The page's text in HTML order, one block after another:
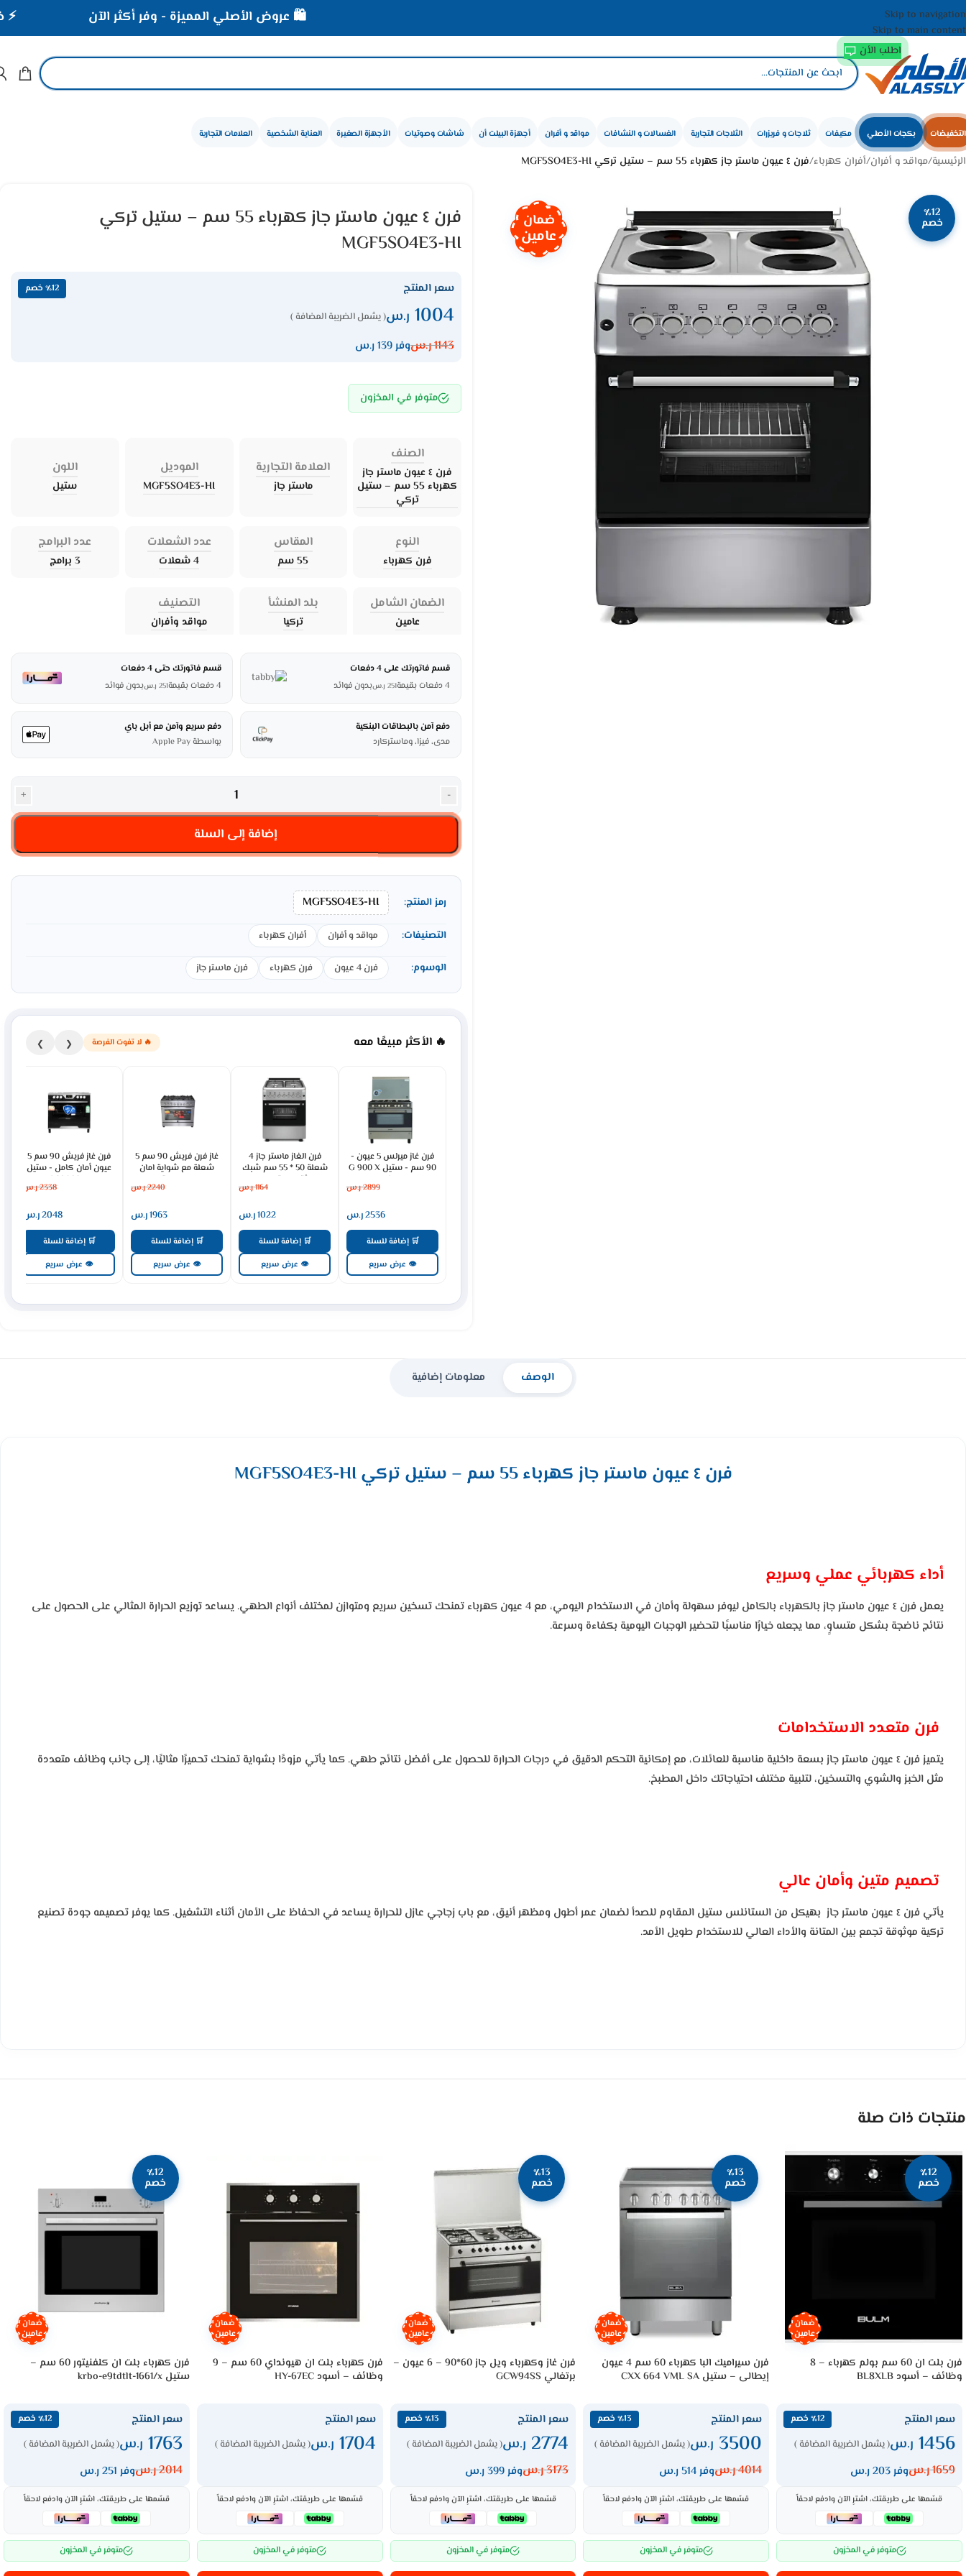
Skip to navigation
Skip to main content
اطلب الأن
التخفيضات بكجات الأصلي مكيفات ثلاجات و فريزرات الثلاجات التجارية الغسالات و النشافات مواقد و أفران أجهزة البيلت أن شاشات وصوتيات الأجهزة الصغيرة العناية الشخصية العلامات التجارية
الرئيسية/مواقد و أفران/أفران كهرباء/فرن ٤ عيون ماستر جاز كهرباء 55 سم – ستيل تركي MGF5SO4E3-HI
٪12
خصم ضمان
عامين
فرن ٤ عيون ماستر جاز كهرباء 55 سم – ستيل تركي
MGF5SO4E3-HI
سعر المنتج ٪12 خصم
1004 ر.س( يشمل الضريبة المضافة )
1143ر.سوفر 139 ر.س
متوفر في المخزون
الصنف
فرن ٤ عيون ماستر جاز
كهرباء 55 سم – ستيل
تركي
العلامة التجارية
ماستر جاز
الموديل
MGF5SO4E3-HI
اللون
ستيل
النوع
فرن كهرباء
المقاس
55 سم
عدد الشعلات
4 شعلات
عدد البرامج
3 برامج
الضمان الشامل
عامين
بلد المنشأ
تركيا
التصنيف
مواقد وأفران
قسم فاتورتك على 4 دفعات
4 دفعات بقيمة
251 ر.سبدون فوائد
قسم فاتورتك حتى 4 دفعات
4 دفعات بقيمة
251 ر.سبدون فوائد
دفع آمن بالبطاقات البنكية
مدى، فيزا، وماستركارد
دفع سريع وآمن مع أبل باي
بواسطة Apple Pay
-
+
إضافة إلى السلة
رمز المنتج: MGF5SO4E3-HI
التصنيفات: مواقد و أفران أفران كهرباء
الوسوم: فرن 4 عيون فرن كهرباء فرن ماستر جاز
🔥 الأكثر مبيعًا معه 🔥 لا تفوت الفرصة ❮
❯
فرن غاز ميرلس 5 عيون -
90 سم - ستيل G 900 X
2899ر.س
2536ر.س
🛒 إضافة للسلة
👁 عرض سريع
فرن الغاز ماستر جاز 4
شعلة 50 * 55 سم شبك
ثقيل – تركي
MGF5S40G2-HI
1164ر.س
1022ر.س
🛒 إضافة للسلة
👁 عرض سريع
غاز فرن فريش 90 سم 5
شعلة مع شواية امان
كامل - ستيل
FSC9060PP
2240ر.س
1963ر.س
🛒 إضافة للسلة
👁 عرض سريع
فرن غاز فريش 90 سم 5
عيون أمان كامل - ستيل
FSC9060MB
2338ر.س
2048ر.س
🛒 إضافة للسلة
👁 عرض سريع
الوصف معلومات إضافية
فرن ٤ عيون ماستر جاز كهرباء 55 سم – ستيل تركي MGF5SO4E3-HI
أداء كهربائي عملي وسريع
يعمل فرن ٤ عيون ماستر جاز بالكهرباء بالكامل ليوفر سهولة وأمان في الاستخدام اليومي، مع 4 عيون كهرباء تمنحك تسخين سريع ومتوازن لمختلف أنواع الطهي. يساعد توزيع الحرارة المثالي على الحصول على
نتائج ناضجة بشكل متساوٍ، مما يجعله خيارًا مناسبًا لتحضير الوجبات اليومية بكفاءة وسرعة.
فرن متعدد الاستخدامات
يتميز فرن ٤ عيون ماستر جاز بسعة داخلية مناسبة للعائلات، مع إمكانية التحكم الدقيق في درجات الحرارة للحصول على أفضل نتائج طهي. كما يأتي مزودًا بشواية تمنحك تحميرًا مثاليًا، إلى جانب وظائف متعددة
مثل الخبز والشوي والتسخين، لتلبية مختلف احتياجاتك داخل المطبخ.
تصميم متين وأمان عالي
يأتي فرن ٤ عيون ماستر جاز بهيكل من الستانلس ستيل المقاوم للصدأ لضمان عمر أطول ومظهر أنيق، مع باب زجاجي عازل للحرارة يساعد في الحفاظ على الأمان أثناء التشغيل. كما يوفر تصميمه جودة تصنيع
تركية موثوقة تجمع بين المتانة والأداء العالي للاستخدام طويل الأمد.
منتجات ذات صلة
٪12
خصم
ضمان
عامين
فرن بلت ان 60 سم بولم كهرباء – 8
وظائف – أسود BL8XLB
سعر المنتج ٪12 خصم
1456 ر.س( يشمل الضريبة المضافة )
1659ر.سوفر 203 ر.س
قسّمها على طريقتك، اشترِ الآن وادفع لاحقاً
متوفر في المخزون
٪13
خصم
ضمان
عامين
فرن سيراميك البا كهرباء 60 سم 4 عيون
إيطالى – ستيل CXX 664 VML SA
سعر المنتج ٪13 خصم
3500 ر.س( يشمل الضريبة المضافة )
4014ر.سوفر 514 ر.س
قسّمها على طريقتك، اشترِ الآن وادفع لاحقاً
متوفر في المخزون
٪13
خصم
ضمان
عامين
فرن غاز وكهرباء ويل جاز 60*90 – 6 عيون –
برتغالي GCW94SS
سعر المنتج ٪13 خصم
2774 ر.س( يشمل الضريبة المضافة )
3173ر.سوفر 399 ر.س
قسّمها على طريقتك، اشترِ الآن وادفع لاحقاً
متوفر في المخزون
ضمان
عامين
فرن كهرباء بلت ان هيونداي 60 سم – 9
وظائف – أسود HY-67EC
سعر المنتج
1704 ر.س( يشمل الضريبة المضافة )
قسّمها على طريقتك، اشترِ الآن وادفع لاحقاً
متوفر في المخزون
٪12
خصم
ضمان
عامين
فرن كهرباء بلت ان كلفنيتور 60 سم –
ستيل krbo-e9tdtlt-1661/x
سعر المنتج ٪12 خصم
1763 ر.س( يشمل الضريبة المضافة )
2014ر.سوفر 251 ر.س
قسّمها على طريقتك، اشترِ الآن وادفع لاحقاً
متوفر في المخزون
🛍️ عروض الأصلي المميزة - وفر أكثر الآن ⚡ خصومات تصل إلى 40%